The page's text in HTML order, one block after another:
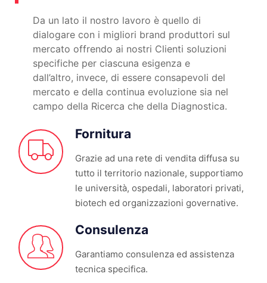
Da un lato il nostro lavoro è quello di
dialogare con i migliori brand produttori sul
mercato offrendo ai nostri Clienti soluzioni
specifiche per ciascuna esigenza e
dall’altro, invece, di essere consapevoli del
mercato e della continua evoluzione sia nel
campo della Ricerca che della Diagnostica.
Fornitura
Grazie ad una rete di vendita diffusa su
tutto il territorio nazionale, supportiamo
le università, ospedali, laboratori privati,
biotech ed organizzazioni governative.
Consulenza
Garantiamo consulenza ed assistenza
tecnica specifica.